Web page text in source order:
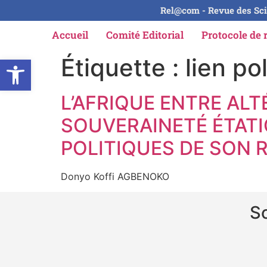
Ouvrir la barre d’outils
Rel@com - Revue des
Accueil Comité Editorial Protocole de
Étiquette : lien
L’AFRIQUE ENTRE
SOUVERAINETÉ
POLITIQUES DE SON
Donyo Koffi AGBENOKO